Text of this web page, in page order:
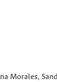
Morales,